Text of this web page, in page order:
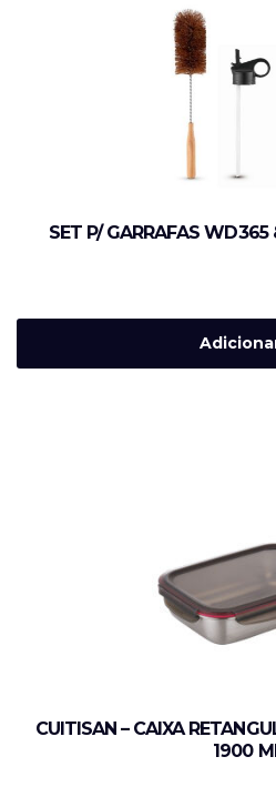
SET P/ GARRAFAS
CUITISAN – CAIXA
1900